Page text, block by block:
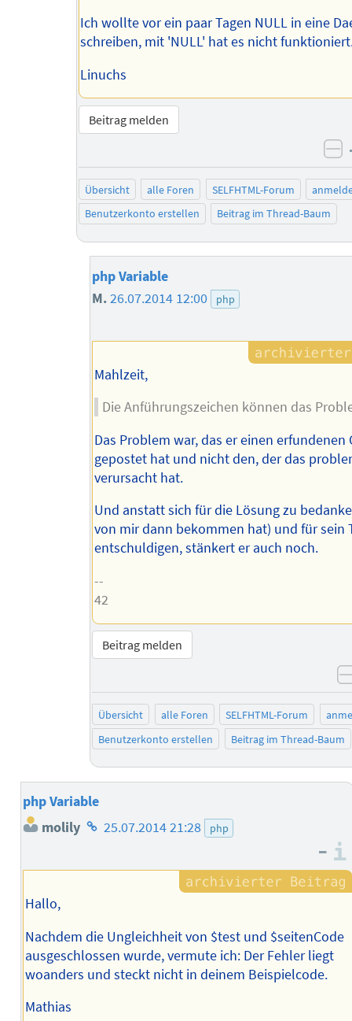
Ich wollte vor ein paar Tagen NULL in eine
schreiben, mit 'NULL' hat es nicht
Linuchs
Beitrag melden
Übersicht alle Foren SELFHTML-Forum
Benutzerkonto erstellen
Beitrag im Thread-Baum
php Variable
M.26.07.2014 12:00 php
Mahlzeit,
Die Anführungszeichen können das
Das Problem war, das er einen erfundenen
gepostet hat und nicht den, der das
verursacht hat.
Und anstatt sich für die Lösung zu
von mir dann bekommen hat) und für sein
entschuldigen, stänkert er auch noch.
--
42
Beitrag melden
Übersicht alle Foren SELFHTML-Forum
Benutzerkonto erstellen
Beitrag im Thread-Baum
php Variable
molily Homepage
Autors
25.07.2014 21:28 php
–
Hallo,
Nachdem die Ungleichheit von $test und $seitenCode
ausgeschlossen wurde, vermute ich: Der Fehler liegt
woanders und steckt nicht in deinem Beispielcode.
Mathias